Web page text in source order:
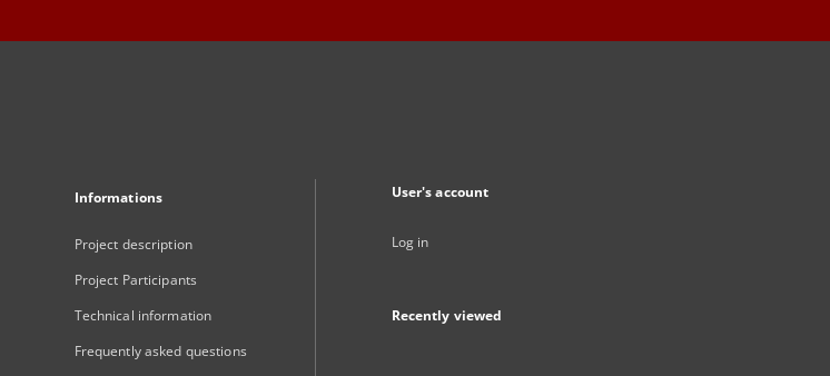
Informations
Project description
Project Participants
Technical information
Frequently asked questions
User's account
Log in
Recently viewed